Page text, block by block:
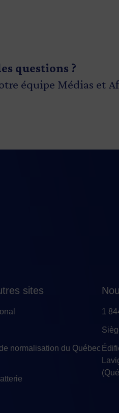
questions ?
équipe Médias et
sites
normalisation du Québec
1